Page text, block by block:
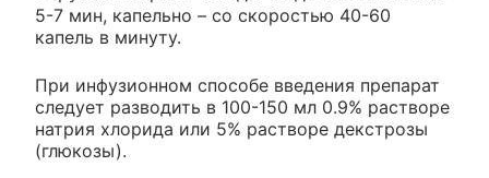
5-7 мин, капельно – со скоростью 40-60
капель в минуту.
При инфузионном способе введения препарат
следует разводить в 100-150 мл 0.9% растворе
натрия хлорида или 5% растворе декстрозы
(глюкозы).